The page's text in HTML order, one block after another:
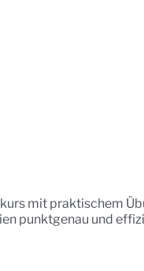
mit praktischem
punktgenau und